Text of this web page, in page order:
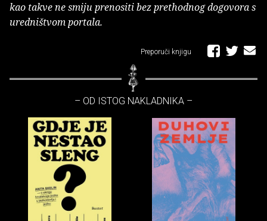
kao takve ne smiju prenositi bez prethodnog dogovora s
uredništvom portala.
Preporuči knjigu
– OD ISTOG NAKLADNIKA –